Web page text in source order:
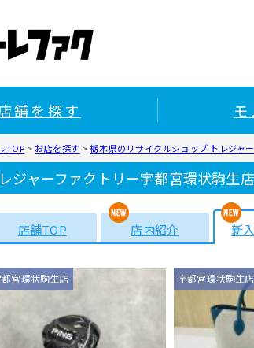
舗を探す
TOP > お店を探す >栃木県のリサイクルショップ トレジャ
ジャーファクトリー宇都宮環状駒生店
店舗TOP 店内紹介 新
都宮環状駒生店 宇都宮環状駒生店